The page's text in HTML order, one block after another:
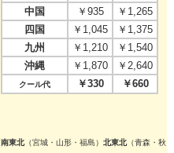
中国
￥935
￥1,265
四国
￥1,045
￥1,375
九州
￥1,210
￥1,540
沖縄
￥1,870 ￥2,640
クール代 ￥330 ￥660
南東北（宮城・山形・福島）北東北（青森・秋